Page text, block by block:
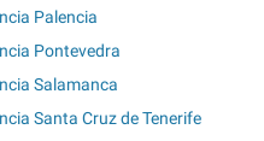
Palencia
Pontevedra
Salamanca
Santa Cruz de Tenerife